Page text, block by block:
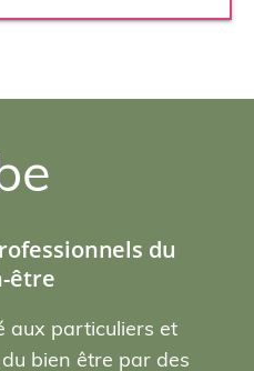
du
être
aux particuliers et
bien être par des